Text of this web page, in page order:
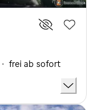
· frei ab sofort